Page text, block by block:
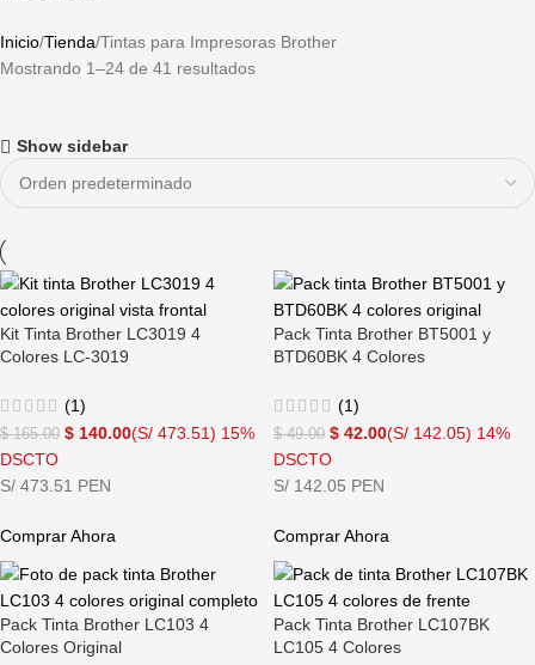
Inicio Tienda Tintas para Impresoras Brother
Mostrando 1–24 de 41 resultados
Show sidebar
Kit Tinta Brother LC3019 4
Colores LC-3019
(1)
$165.00 $ 140.00(S/ 473.51) 15%
DSCTO
S/ 473.51 PEN
Comprar Ahora
Pack Tinta Brother BT5001 y
BTD60BK 4 Colores
(1)
$49.00 $ 42.00(S/ 142.05) 14%
DSCTO
S/ 142.05 PEN
Comprar Ahora
Pack Tinta Brother LC103 4
Colores Original
Pack Tinta Brother LC107BK
LC105 4 Colores